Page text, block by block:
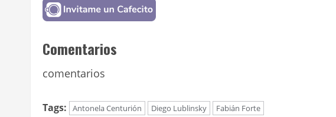
Comentarios
comentarios
Tags: Antonela Centurión Diego Lublinsky Fabián Forte